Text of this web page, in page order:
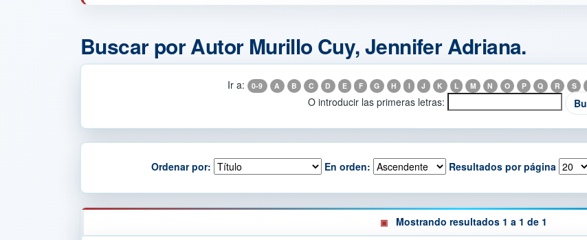
Buscar por Autor Murillo Cuy, Jennifer Adriana.
Ir a: 0-9 A B C D E F G H I J K L M N O P Q R S
O introducir las primeras letras:
Ordenar por: En orden: Resultados por página
Mostrando resultados 1 a 1 de 1